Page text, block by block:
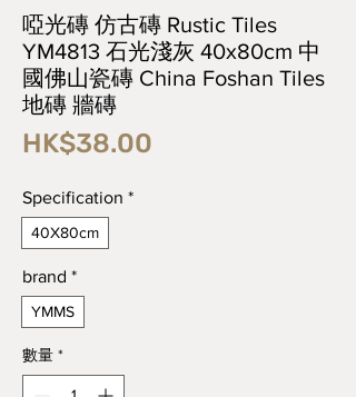
啞光磚 仿古磚 Rustic Tiles
YM4813 石光淺灰 40x80cm 中
國佛山瓷磚 China Foshan Tiles
地磚 牆磚
HK$38.00
Specification *
40X80cm
brand *
YMMS
數量 *